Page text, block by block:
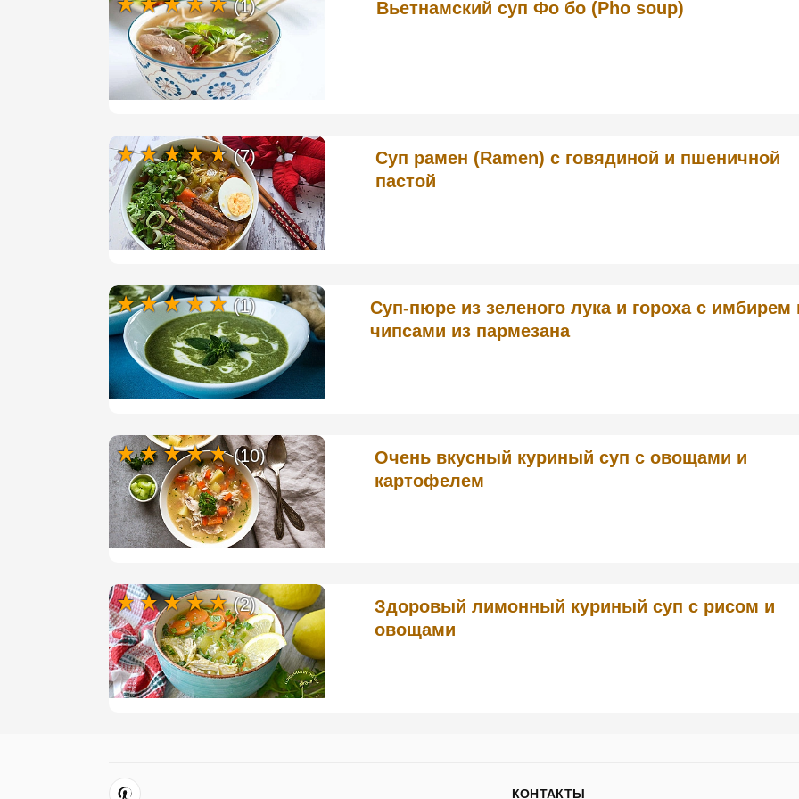
Вьетнамский суп Фо бо (Pho soup)
(1)
Суп рамен (Ramen) с говядиной и пшеничной
пастой
(7)
Суп-пюре из зеленого лука и гороха с имбирем
чипсами из пармезана
(1)
Очень вкусный куриный суп с овощами и
картофелем
(10)
Здоровый лимонный куриный суп с рисом и
овощами
(2)
КОНТАКТЫ